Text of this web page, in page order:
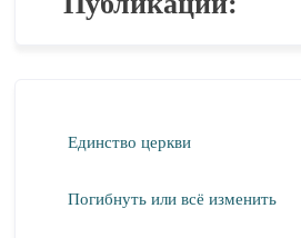
Единство церкви
Погибнуть или всё изменить